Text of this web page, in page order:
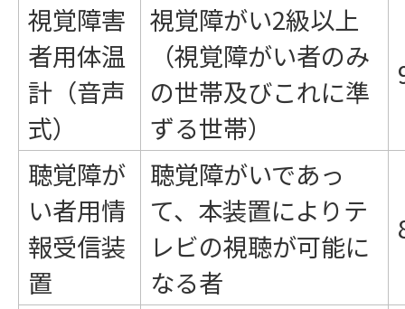
視覚障害
者用体温
計（音声
式）
視覚障がい2級以上
（視覚障がい者のみ
の世帯及びこれに準
ずる世帯）
聴覚障が
い者用情
報受信装
置
聴覚障がいであっ
て、本装置によりテ
レビの視聴が可能に
なる者